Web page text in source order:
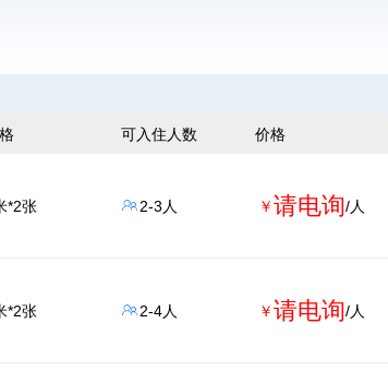
可入住人数 价格
*2张  2-3人 ￥请电询/人
*2张  2-4人 ￥请电询/人